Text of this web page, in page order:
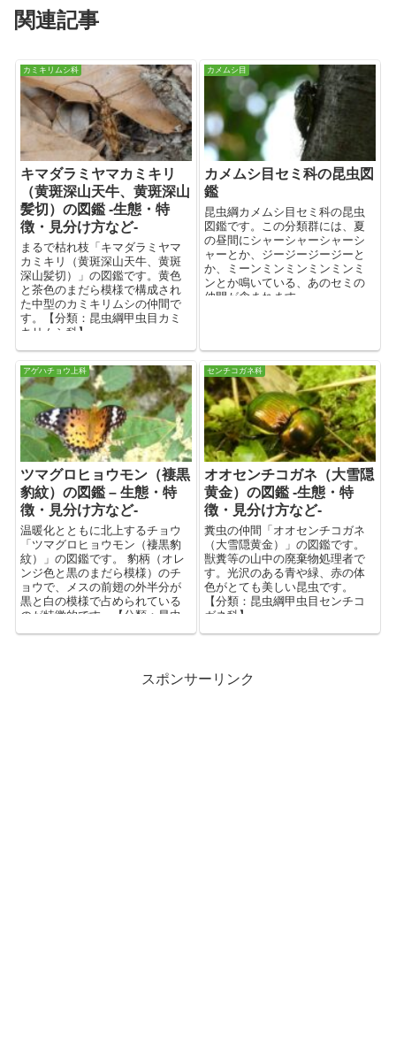
関連記事
カミキリムシ科
キマダラミヤマカミキリ
（黄斑深山天牛、黄斑深山
髪切）の図鑑 -生態・特
徴・見分け方など-
まるで枯れ枝「キマダラミヤマ
カミキリ（黄斑深山天牛、黄斑
深山髪切）」の図鑑です。黄色
と茶色のまだら模様で構成され
た中型のカミキリムシの仲間で
す。【分類：昆虫綱甲虫目カミ
キリムシ科】
カメムシ目
カメムシ目セミ科の昆虫図
鑑
昆虫綱カメムシ目セミ科の昆虫
図鑑です。この分類群には、夏
の昼間にシャーシャーシャーシ
ャーとか、ジージージージーと
か、ミーンミンミンミンミンミ
ンとか鳴いている、あのセミの
仲間が含まれます。
アゲハチョウ上科
ツマグロヒョウモン（褄黒
豹紋）の図鑑 – 生態・特
徴・見分け方など-
温暖化とともに北上するチョウ
「ツマグロヒョウモン（褄黒豹
紋）」の図鑑です。 豹柄（オレ
ンジ色と黒のまだら模様）のチ
ョウで、メスの前翅の外半分が
黒と白の模様で占められている
のが特徴的です。【分類：昆虫
センチコガネ科
オオセンチコガネ（大雪隠
黄金）の図鑑 -生態・特
徴・見分け方など-
糞虫の仲間「オオセンチコガネ
（大雪隠黄金）」の図鑑です。
獣糞等の山中の廃棄物処理者で
す。光沢のある青や緑、赤の体
色がとても美しい昆虫です。
【分類：昆虫綱甲虫目センチコ
ガネ科】
スポンサーリンク